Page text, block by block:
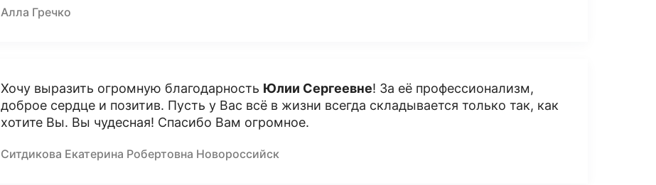
Алла Гречко
Хочу выразить огромную благодарность Юлии Сергеевне! За её профессионализм,
доброе сердце и позитив. Пусть у Вас всё в жизни всегда складывается только так, как
хотите Вы. Вы чудесная! Спасибо Вам огромное.
Ситдикова Екатерина Робертовна Новороссийск